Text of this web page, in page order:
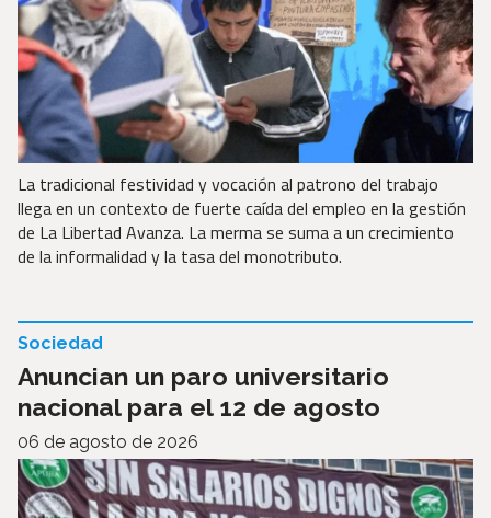
La tradicional festividad y vocación al patrono del trabajo
llega en un contexto de fuerte caída del empleo en la gestión
de La Libertad Avanza. La merma se suma a un crecimiento
de la informalidad y la tasa del monotributo.
Anuncian un paro universitario
nacional para el 12 de agosto
Sociedad
06 de agosto de 2026